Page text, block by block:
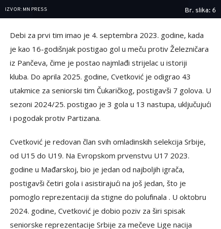
IZVOR: MN PRESS Br. slika: 6
Debi za prvi tim imao je 4. septembra 2023. godine, kada
je kao 16-godišnjak postigao gol u meču protiv Železničara
iz Pančeva, čime je postao najmlađi strijelac u istoriji
kluba. Do aprila 2025. godine, Cvetković je odigrao 43
utakmice za seniorski tim Čukaričkog, postigavši 7 golova. U
sezoni 2024/25. postigao je 3 gola u 13 nastupa, uključujući
i pogodak protiv Partizana.
Cvetković je redovan član svih omladinskih selekcija Srbije,
od U15 do U19. Na Evropskom prvenstvu U17 2023.
godine u Mađarskoj, bio je jedan od najboljih igrača,
postigavši četiri gola i asistirajući na još jedan, što je
pomoglo reprezentaciji da stigne do polufinala .​ U oktobru
2024. godine, Cvetković je dobio poziv za širi spisak
seniorske reprezentacije Srbije za mečeve Lige nacija